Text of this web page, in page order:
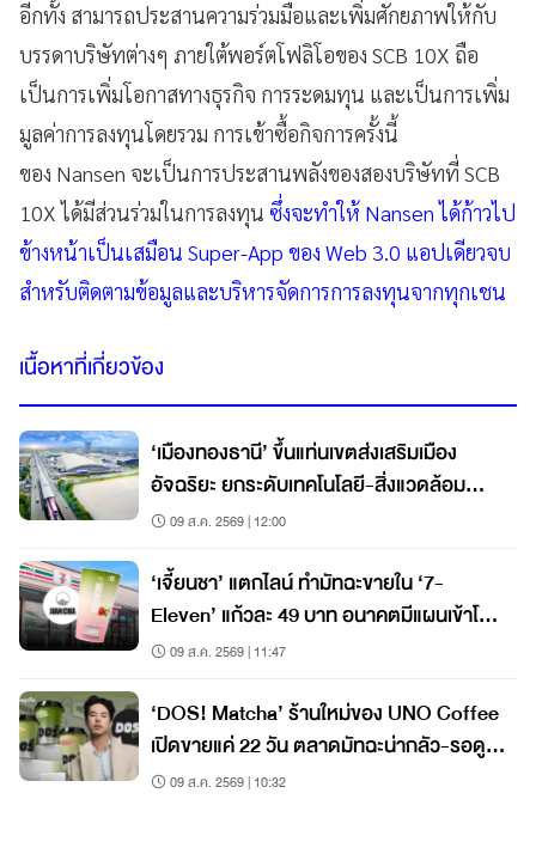
อีกทั้ง สามารถประสานความร่วมมือและเพิ่มศักยภาพให้กับ
บรรดาบริษัทต่างๆ ภายใต้พอร์ตโฟลิโอของ SCB 10X ถือ
เป็นการเพิ่มโอกาสทางธุรกิจ การระดมทุน และเป็นการเพิ่ม
มูลค่าการลงทุนโดยรวม การเข้าซื้อกิจการครั้งนี้
ของ Nansen จะเป็นการประสานพลังของสองบริษัทที่ SCB
10X ได้มีส่วนร่วมในการลงทุน ซึ่งจะทำให้ Nansen ได้ก้าวไป
ข้างหน้าเป็นเสมือน Super-App ของ Web 3.0 แอปเดียวจบ
สำหรับติดตามข้อมูลและบริหารจัดการการลงทุนจากทุกเชน
เนื้อหาที่เกี่ยวข้อง
‘เมืองทองธานี’ ขึ้นแท่นเขตส่งเสริมเมือง
อัจฉริยะ ยกระดับเทคโนโลยี-สิ่งแวดล้อม
เคลื่อนเศรษฐกิจ
09 ส.ค. 2569 | 12:00
‘เจี้ยนชา’ แตกไลน์ ทำมัทฉะขายใน ‘7-
Eleven’ แก้วละ 49 บาท อนาคตมีแผนเข้าโม
เดิร์นเทรดต่อ
09 ส.ค. 2569 | 11:47
‘DOS! Matcha’ ร้านใหม่ของ UNO Coffee
เปิดขายแค่ 22 วัน ตลาดมัทฉะน่ากลัว-รอดู
ฟีดแบ็ก ราคาเริ่ม 60 บาท
09 ส.ค. 2569 | 10:32